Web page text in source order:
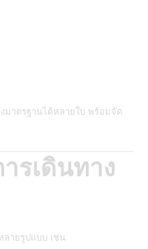
มาตรฐานได้หลายใบ พร้อมจัด
รเดินทาง
ลายรูปแบบ เช่น